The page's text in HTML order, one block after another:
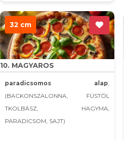
32 cm
10. MAGYAROS
paradicsomos alap,
(BACKONSZALONNA, FÜSTÖL
TKOLBÁSZ, HAGYMA,
PARADICSOM, SAJT)